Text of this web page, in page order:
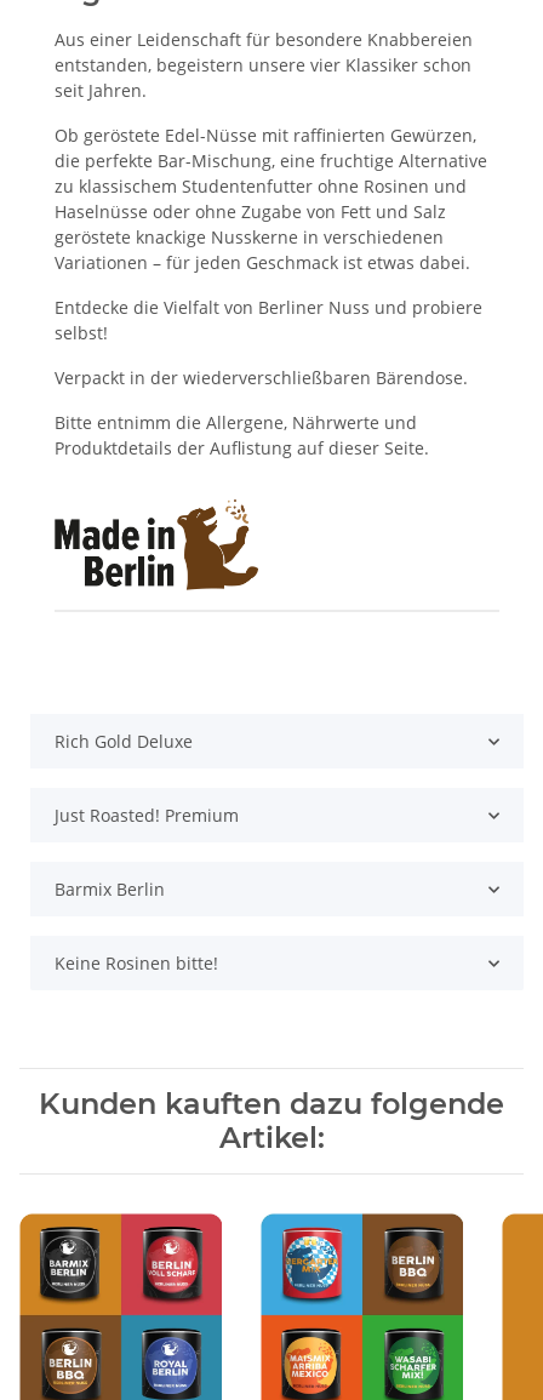
Aus einer Leidenschaft für besondere Knabbereien
entstanden, begeistern unsere vier Klassiker schon
seit Jahren.
Ob geröstete Edel-Nüsse mit raffinierten Gewürzen,
die perfekte Bar-Mischung, eine fruchtige Alternative
zu klassischem Studentenfutter ohne Rosinen und
Haselnüsse oder ohne Zugabe von Fett und Salz
geröstete knackige Nusskerne in verschiedenen
Variationen – für jeden Geschmack ist etwas dabei.
Entdecke die Vielfalt von Berliner Nuss und probiere
selbst!
Verpackt in der wiederverschließbaren Bärendose.
Bitte entnimm die Allergene, Nährwerte und
Produktdetails der Auflistung auf dieser Seite.
Rich Gold Deluxe
Just Roasted! Premium
Barmix Berlin
Keine Rosinen bitte!
Kunden kauften dazu folgende
Artikel: